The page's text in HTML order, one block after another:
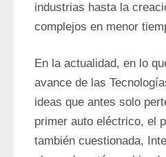
industrias hasta la
complejos en menor
En la actualidad, en lo
avance de las
ideas que antes solo
primer auto eléctrico, el
también cuestionada,